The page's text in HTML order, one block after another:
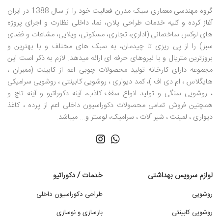
های ساده استفاده کنید تا از شلوغ شدن زیادی فضا جلوگیری کرده و
همچنین هارمونی خوبی بین وسایل ایجاد کنید.
قدیمی نمی شوند:برخلاف پرده های فانتزی که مدتی روی بورس
هستند و سپس دمده می شوند، پرده های ساده هرگز از مد نمی
افتند، به همین دلیل است که سالهاست از آنها برای پنجره های
خود استفاده میکنیم. با خرید یک پرده با کیفیت می توانید تا سال
ها از تعویض و تغییر پرده خود در امان باشید.
شما می توانید خیلی سریع آنها را از میله پرده جدا کرده، بشویید و
مدل های پرده ساده برای پذیرایی
گروه مهندسی معماری سبک مدرن فعالیت خود را از سال 1388 در ایران
آغاز کرده و کلیه خدمات طراحی پلان، نما، داخلی نظارت و اجرای پروژه
های لوکس ساختمانی (اداری، تجاری، مسکونی، ویلایی، مشاعات و فضای
سبز) را از پی ریزی تا چیدمان، به سبک های مختلف و با بهترین و
بروزترین متریال و با نیروهای حرفه ای ارائه میدهد. لازم به ذکر است این
مجموعه دارای کارخانه تولید محصولات چوبی اعم از کابینت (ممبران ،
هایگلاس ، ام دی اف )، کمد دیواری ، روشویی کابینتی ، روشویی سرامیکی
، روشویی سنگی و تولید انواع سقف کاذب، آینه دکوراتیو و آینه تاچ و
همچنین فروش تمامی محصولات دکوراسیون داخلی اعم از پرده ، کاغذ
دیواری ، لمینت ، شیر آلات ، سرامیک، لوستر و... میباشد.
لوازم سرویس بهداشتی
روشویی
روشویی کابینتی
خدمات / دکوراتیو
طراحی دکوراسیون داخلی
بازسازی و نوسازی